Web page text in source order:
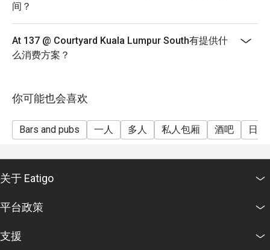
间？
At 137 @ Courtyard Kuala Lumpur South有提供什
么消费方案？
你可能也会喜欢
Bars and pubs 一人 多人 私人包厢 酒吧 日
关于 Eatigo
平台政策
支援